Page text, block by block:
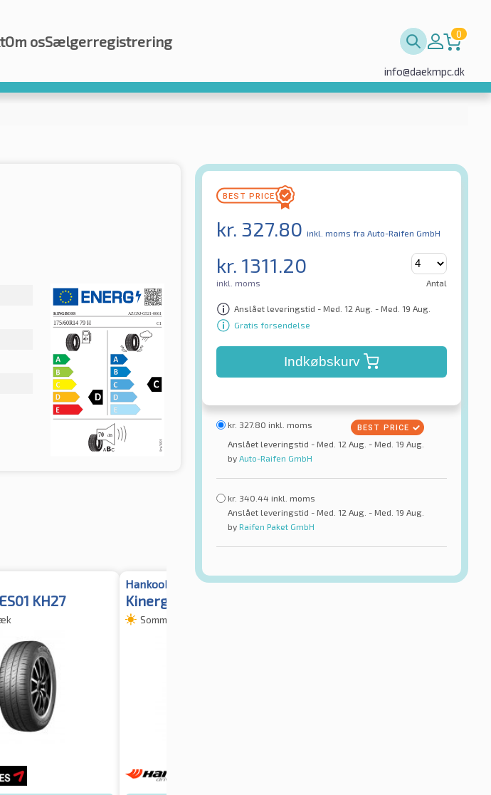
Om osSælgerregistrering 0
info@daekmpc.dk
kr. 327.80 inkl. moms fra Auto-Raifen GmbH
kr. 1311.20
inkl. moms Antal
Anslået leveringstid - Med. 12 Aug. - Med. 19 Aug.
Gratis forsendelse
Indkøbskurv
kr. 327.80 inkl. moms
Anslået leveringstid - Med. 12 Aug. - Med. 19 Aug.
by Auto-Raifen GmbH
kr. 340.44 inkl. moms
Anslået leveringstid - Med. 12 Aug. - Med. 19 Aug.
by Raifen Paket GmbH
KH27
Hankook
Kinergy Eco 2 (K435)
Sommerdæk
Tourador